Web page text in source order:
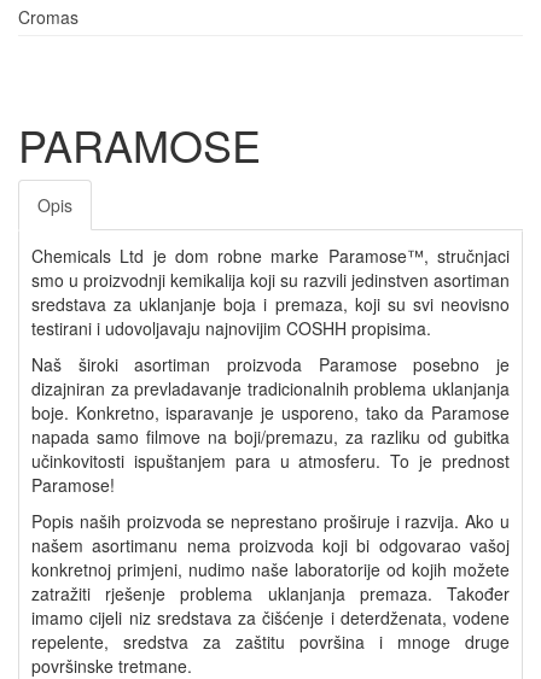
Cromas
PARAMOSE
Opis
Chemicals Ltd je dom robne marke Paramose™, stručnjaci
smo u proizvodnji kemikalija koji su razvili jedinstven asortiman
sredstava za uklanjanje boja i premaza, koji su svi neovisno
testirani i udovoljavaju najnovijim COSHH propisima.
Naš široki asortiman proizvoda Paramose posebno je
dizajniran za prevladavanje tradicionalnih problema uklanjanja
boje. Konkretno, isparavanje je usporeno, tako da Paramose
napada samo filmove na boji/premazu, za razliku od gubitka
učinkovitosti ispuštanjem para u atmosferu. To je prednost
Paramose!
Popis naših proizvoda se neprestano proširuje i razvija. Ako u
našem asortimanu nema proizvoda koji bi odgovarao vašoj
konkretnoj primjeni, nudimo naše laboratorije od kojih možete
zatražiti rješenje problema uklanjanja premaza. Također
imamo cijeli niz sredstava za čišćenje i deterdženata, vodene
repelente, sredstva za zaštitu površina i mnoge druge
površinske tretmane.